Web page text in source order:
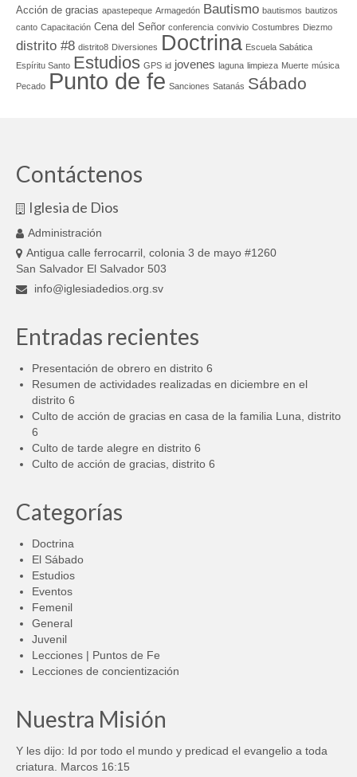
Acción de gracias apastepeque Armagedón Bautismo bautismos bautizos
canto Capacitación Cena del Señor conferencia convivio Costumbres Diezmo
distrito #8 distrito8 Diversiones Doctrina Escuela Sabática
Espíritu Santo Estudios GPS id jovenes laguna limpieza Muerte música
Pecado Punto de fe Sanciones Satanás Sábado
Contáctenos
Iglesia de Dios
Administración
Antigua calle ferrocarril, colonia 3 de mayo #1260
San Salvador El Salvador 503
info@iglesiadedios.org.sv
Entradas recientes
Presentación de obrero en distrito 6
Resumen de actividades realizadas en diciembre en el
distrito 6
Culto de acción de gracias en casa de la familia Luna, distrito
6
Culto de tarde alegre en distrito 6
Culto de acción de gracias, distrito 6
Categorías
Doctrina
El Sábado
Estudios
Eventos
Femenil
General
Juvenil
Lecciones | Puntos de Fe
Lecciones de concientización
Nuestra Misión
Y les dijo: Id por todo el mundo y predicad el evangelio a toda
criatura. Marcos 16:15